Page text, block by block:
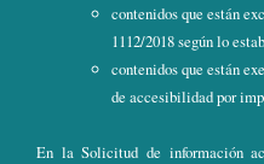
contenidos que están
1112/2018 según lo
contenidos que están
de accesibilidad por
En la Solicitud de información